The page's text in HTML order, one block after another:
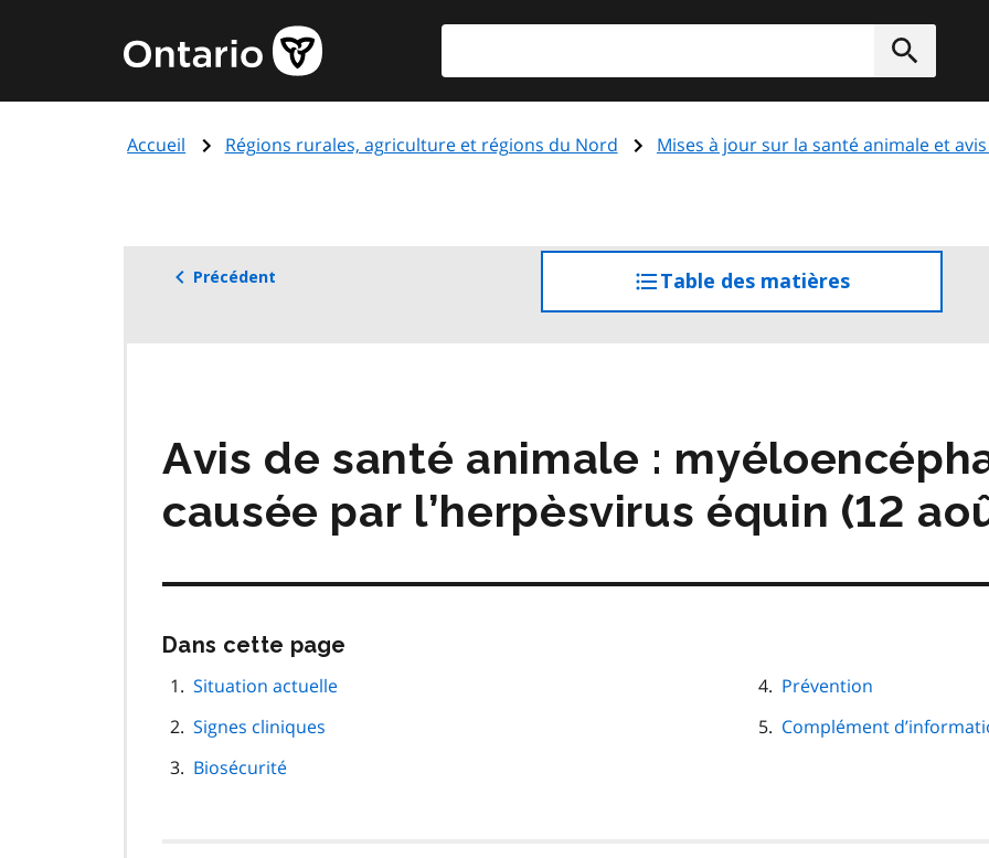
principal
Page
d'accueil
de
Accueil Régions rurales, agriculture et régions du Nord Mises à jour sur la santé animale et
Précédent Table des matièresaccéder
à
Avis de santé animale :
causée par l’herpèsvirus équin (12
Dans cette page
Situation actuelle
Signes cliniques
Biosécurité
Prévention
Complément